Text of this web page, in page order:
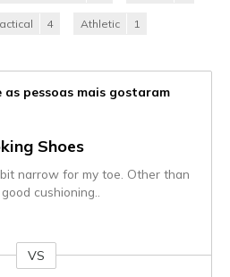
4 Athletic 1
pessoas mais gostaram
Shoes
narrow for my toe. Other than
cushioning..
VS